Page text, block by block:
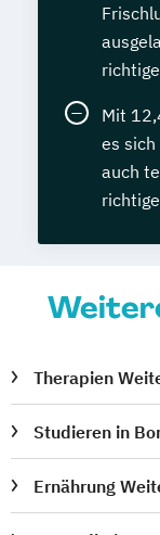
Mit
es
auch
Therapien
Studieren in
Ernährung